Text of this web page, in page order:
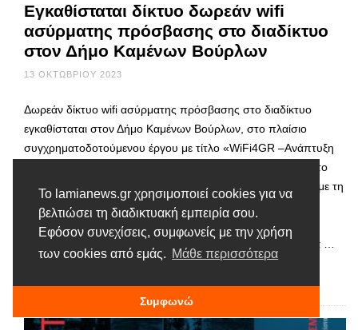
Το lamianews.gr χρησιμοποιεί cookies για να
βελτιώσει τη διαδικτυακή εμπειρία σου.
Εφόσον συνεχίσεις, συμφωνείς με την χρήση
των cookies από εμάς. Μάθε περισσότερα
Συμφωνώ
Εγκαθίσταται δίκτυο δωρεάν wifi
ασύρματης πρόσβασης στο διαδίκτυο
στον Δήμο Καμένων Βούρλων
13 ΟΚΤΩΒΡΊΟΥ 2023
Δωρεάν δίκτυο wifi ασύρματης πρόσβασης στο διαδίκτυο
εγκαθίσταται στον Δήμο Καμένων Βούρλων, στο πλαίσιο
συγχρηματοδοτούμενου έργου με τίτλο «WiFi4GR –Ανάπτυξη
δημοσίων σημείων ασύρματης ευρυζωνικής πρόσβασης στο
διαδίκτυο», μετά το μνημόνιο συνεργασίας που υπεγράφη με τη
Γενική Γραμματεία Τηλεπικοινωνιών και Ταχυδρομείων του
Υπουργείου Ψηφιακής Διακυβέρνησης. Ο Δήμος, αφού
ενημέρωσε το Υπουργείο για τα προεγκεκριμένα σημεία, θα …